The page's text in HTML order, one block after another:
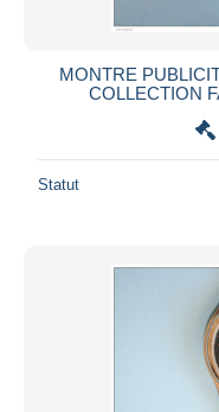
MONTRE
COLLECTION
Statut